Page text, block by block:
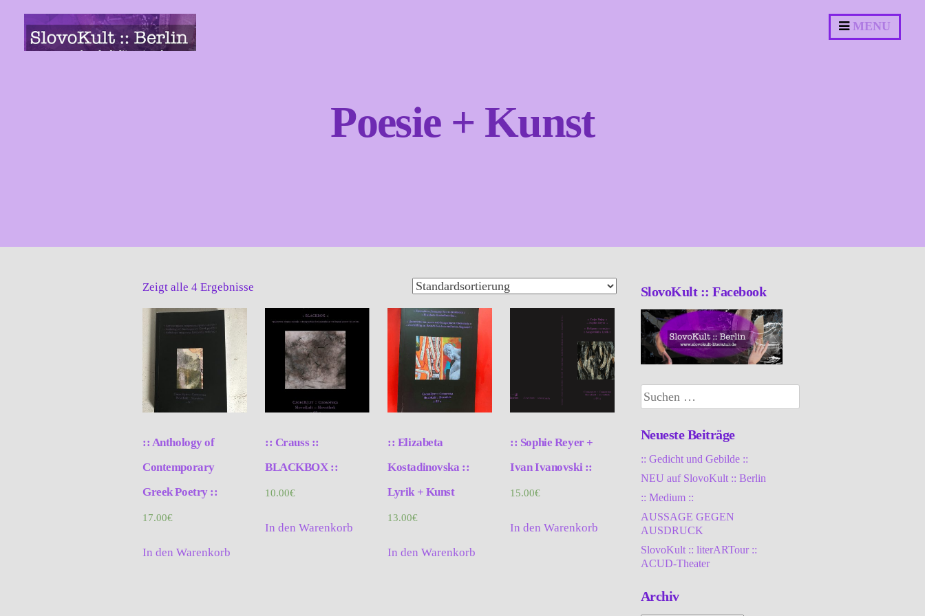
MENU
Poesie + Kunst
Zeigt alle 4 Ergebnisse
:: Anthology of
Contemporary
Greek Poetry ::
17.00€
In den Warenkorb
:: Crauss ::
BLACKBOX ::
10.00€
In den Warenkorb
:: Elizabeta
Kostadinovska ::
Lyrik + Kunst
13.00€
In den Warenkorb
:: Sophie Reyer +
Ivan Ivanovski ::
15.00€
In den Warenkorb
SlovoKult :: Facebook
Suchen
nach:
Neueste Beiträge
:: Gedicht und Gebilde ::
NEU auf SlovoKult :: Berlin
:: Medium ::
AUSSAGE GEGEN
AUSDRUCK
SlovoKult :: literARTour ::
ACUD-Theater
Archiv